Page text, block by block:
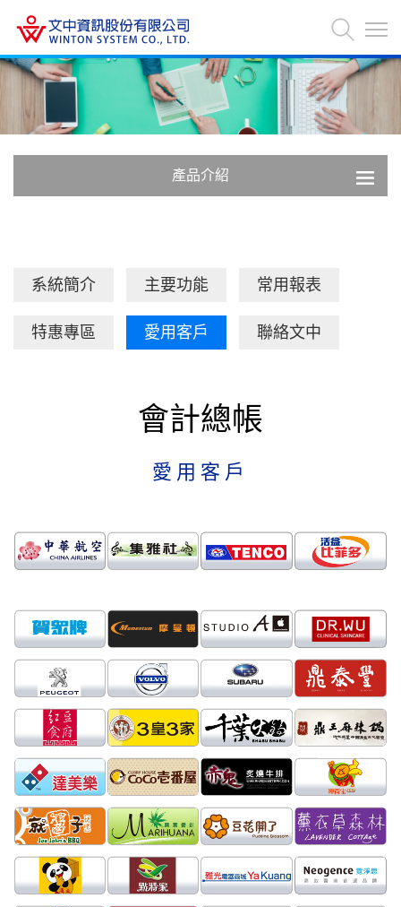
產品介紹
系統簡介 主要功能 常用報表
特惠專區 愛用客戶 聯絡文中
會計總帳
愛用客戶